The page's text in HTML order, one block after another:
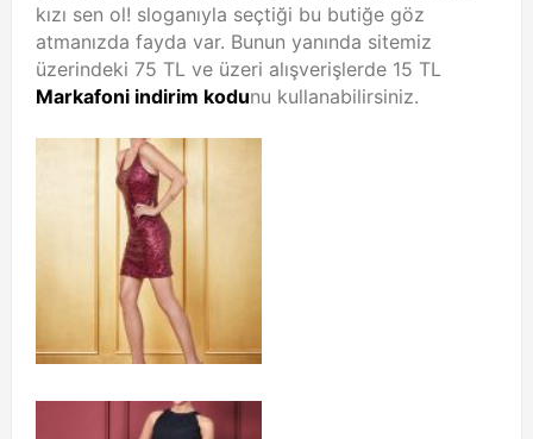
kızı sen ol! sloganıyla seçtiği bu butiğe göz
atmanızda fayda var. Bunun yanında sitemiz
üzerindeki 75 TL ve üzeri alışverişlerde 15 TL
Markafoni indirim kodunu kullanabilirsiniz.